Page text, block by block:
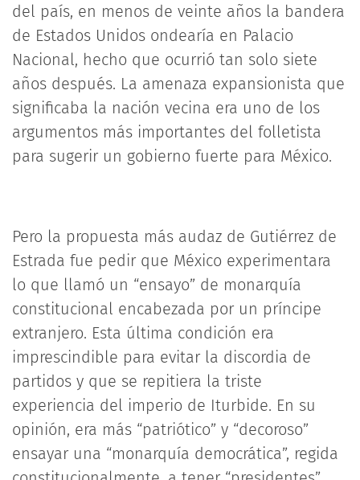
del país, en menos de veinte años la bandera
de Estados Unidos ondearía en Palacio
Nacional, hecho que ocurrió tan solo siete
años después. La amenaza expansionista que
significaba la nación vecina era uno de los
argumentos más importantes del folletista
para sugerir un gobierno fuerte para México.
Pero la propuesta más audaz de Gutiérrez de
Estrada fue pedir que México experimentara
lo que llamó un “ensayo” de monarquía
constitucional encabezada por un príncipe
extranjero. Esta última condición era
imprescindible para evitar la discordia de
partidos y que se repitiera la triste
experiencia del imperio de Iturbide. En su
opinión, era más “patriótico” y “decoroso”
ensayar una “monarquía democrática”, regida